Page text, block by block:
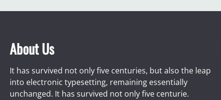
About Us
It has survived not only five centuries, but also the leap
into electronic typesetting, remaining essentially
unchanged. It has survived not only five centurie.